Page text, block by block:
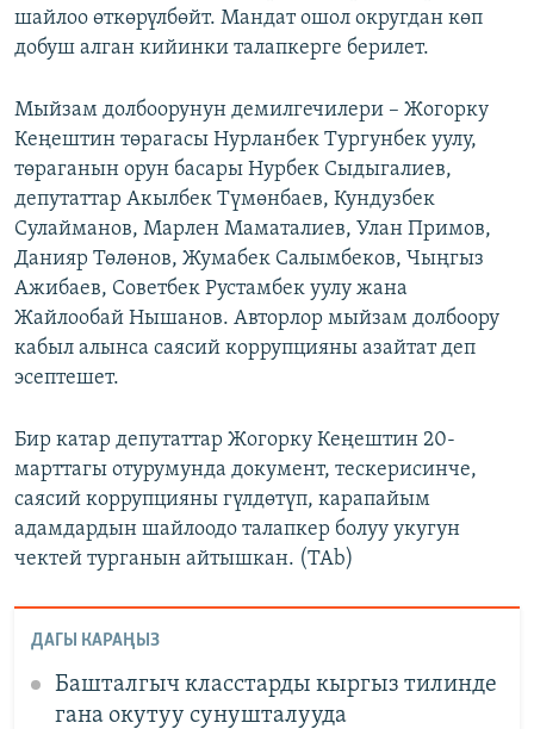
шайлоо өткөрүлбөйт. Мандат ошол округдан көп
добуш алган кийинки талапкерге берилет.
Мыйзам долбоорунун демилгечилери – Жогорку
Кеңештин төрагасы Нурланбек Тургунбек уулу,
төраганын орун басары Нурбек Сыдыгалиев,
депутаттар Акылбек Түмөнбаев, Кундузбек
Сулайманов, Марлен Маматалиев, Улан Примов,
Данияр Төлөнов, Жумабек Салымбеков, Чыңгыз
Ажибаев, Советбек Рустамбек уулу жана
Жайлообай Нышанов. Авторлор мыйзам долбоору
кабыл алынса саясий коррупцияны азайтат деп
эсептешет.
Бир катар депутаттар Жогорку Кеңештин 20-
марттагы отурумунда документ, тескерисинче,
саясий коррупцияны гүлдөтүп, карапайым
адамдардын шайлоодо талапкер болуу укугун
чектей турганын айтышкан. (TAb)
ДАГЫ КАРАҢЫЗ
Башталгыч класстарды кыргыз тилинде
гана окутуу сунушталууда